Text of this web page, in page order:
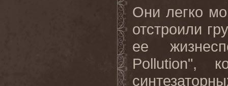
Они легко
отстроили
ее
Pollution",